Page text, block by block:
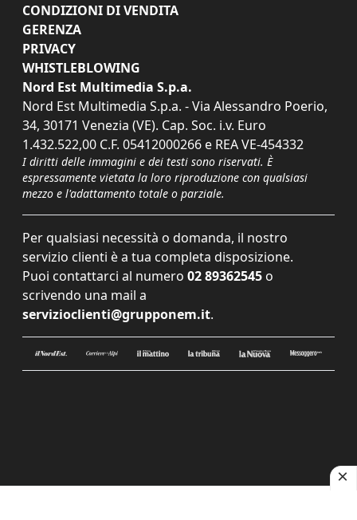
CONDIZIONI DI VENDITA
GERENZA
PRIVACY
WHISTLEBLOWING
Nord Est Multimedia S.p.a.
Nord Est Multimedia S.p.a. - Via Alessandro Poerio,
34, 30171 Venezia (VE). Cap. Soc. i.v. Euro
1.432.522,00 C.F. 05412000266 e REA VE-454332
I diritti delle immagini e dei testi sono riservati. È
espressamente vietata la loro riproduzione con qualsiasi
mezzo e l'adattamento totale o parziale.
Per qualsiasi necessità o domanda, il nostro
servizio clienti è a tua completa disposizione.
Puoi contattarci al numero 02 89362545 o
scrivendo una mail a
servizioclienti@grupponem.it.